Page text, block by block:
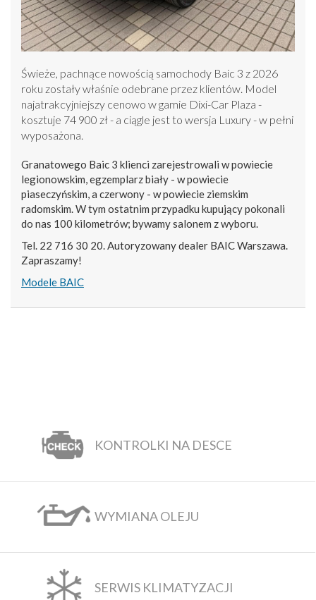
Świeże, pachnące nowością samochody Baic 3 z 2026
roku zostały właśnie odebrane przez klientów. Model
najatrakcyjniejszy cenowo w gamie Dixi-Car Plaza -
kosztuje 74 900 zł - a ciągle jest to wersja Luxury - w pełni
wyposażona.
Granatowego Baic 3 klienci zarejestrowali w powiecie
legionowskim, egzemplarz biały - w powiecie
piaseczyńskim, a czerwony - w powiecie ziemskim
radomskim. W tym ostatnim przypadku kupujący pokonali
do nas 100 kilometrów; bywamy salonem z wyboru.
Tel. 22 716 30 20. Autoryzowany dealer BAIC Warszawa.
Zapraszamy!
Modele BAIC
KONTROLKI NA DESCE
WYMIANA OLEJU
SERWIS KLIMATYZACJI